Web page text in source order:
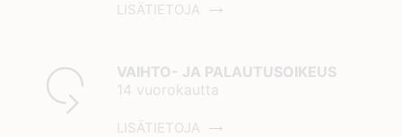
LISÄTIETOJA
VAIHTO- JA PALAUTUSOIKEUS
14 vuorokautta
LISÄTIETOJA